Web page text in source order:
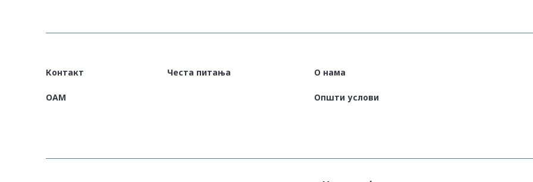
Контакт
OAM
Честа питања О нама
Општи услови